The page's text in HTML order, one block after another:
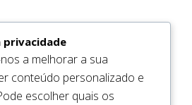
privacidade
a melhorar a sua
conteúdo personalizado e
escolher quais os